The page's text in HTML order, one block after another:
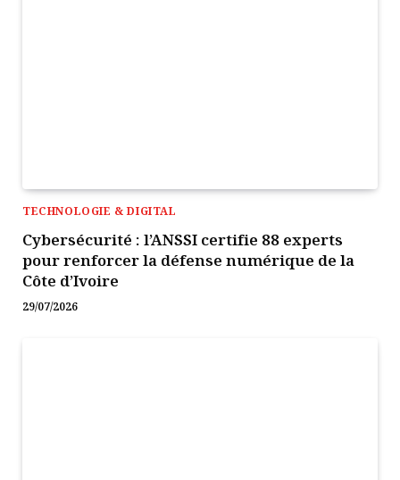
TECHNOLOGIE & DIGITAL
Cybersécurité : l’ANSSI certifie 88 experts
pour renforcer la défense numérique de la
Côte d’Ivoire
29/07/2026